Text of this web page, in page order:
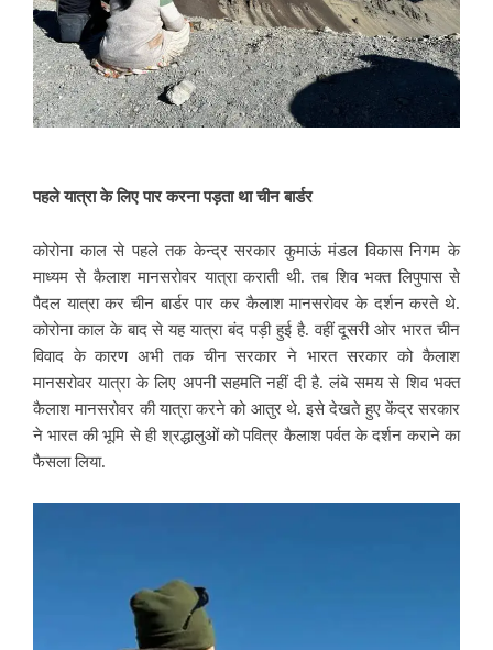
पहले यात्रा के लिए पार करना पड़ता था चीन बार्डर
कोरोना काल से पहले तक केन्द्र सरकार कुमाऊं मंडल विकास निगम के
माध्यम से कैलाश मानसरोवर यात्रा कराती थी. तब शिव भक्त लिपुपास से
पैदल यात्रा कर चीन बार्डर पार कर कैलाश मानसरोवर के दर्शन करते थे.
कोरोना काल के बाद से यह यात्रा बंद पड़ी हुई है. वहीं दूसरी ओर भारत चीन
विवाद के कारण अभी तक चीन सरकार ने भारत सरकार को कैलाश
मानसरोवर यात्रा के लिए अपनी सहमति नहीं दी है. लंबे समय से शिव भक्त
कैलाश मानसरोवर की यात्रा करने को आतुर थे. इसे देखते हुए केंद्र सरकार
ने भारत की भूमि से ही श्रद्धालुओं को पवित्र कैलाश पर्वत के दर्शन कराने का
फैसला लिया.